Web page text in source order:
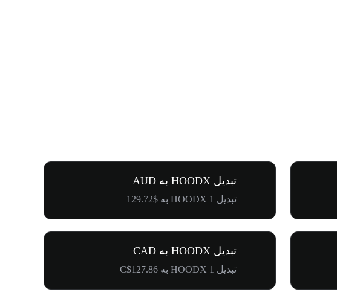
تبدیل HOODX به AUD
تبدیل 1 HOODX به $129.72
تبدیل HOODX به CAD
تبدیل 1 HOODX به C$127.86